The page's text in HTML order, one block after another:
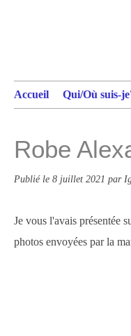
Accueil Qui/Où suis-
Robe
Publié le 8 juillet 2021 par
Je vous l'avais présentée
photos envoyées par la